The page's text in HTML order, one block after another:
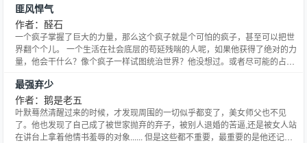
匪风悍气
作者：醛石
一个疯子掌握了巨大的力量，那么这个疯子就是个可怕的疯子，甚至可以把世
界翻个个儿。 一个生活在社会底层的苟延残喘的人呢，如果他获得了绝对的力
量，他会干什么？像个疯子一样试图统治世界？他没想过。或者尽可能的占有
就是收集一些闪闪的石头，让他可以把那个庞大的东西开动起来。那时候就可
以对这世界牛逼的来一句，谁让我不开心了，我就一直找他茬儿
最强弃少
作者：鹅是老五
叶默蓦然清醒过来的时候，才发现周围的一切似乎都变了，美女师父也不见
了。他也发现了自己成了被世家抛弃的弃子，被别人退婚的苦逼,还是被女人站
在讲台上拿着他情书羞辱的对象...... 但是这些都不重要，最重要的是他还记忆